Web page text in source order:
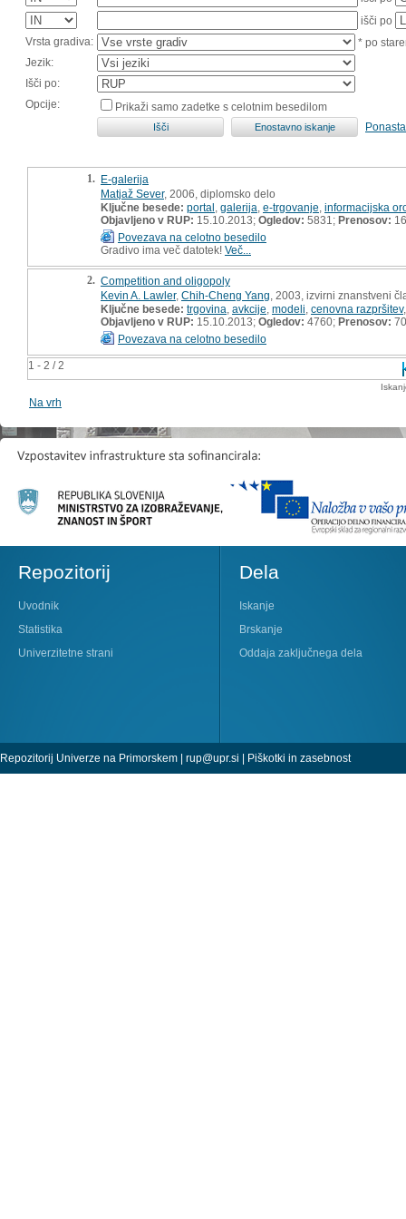
išči po
Vrsta gradiva:
* po
Jezik:
Išči po:
Opcije:
Prikaži samo zadetke s celotnim besedilom
1 - 2 / 2
1. E-galerija
Matjaž Sever, 2006, diplomsko delo
Ključne besede: portal galerija e-trgovanje informacijska
Objavljeno v RUP: 15.10.2013; Ogledov: 5831; Prenosov:
Povezava na celotno besedilo
Gradivo ima več datotek! Več...
2. Competition and oligopoly
Kevin A. Lawler, Chih-Cheng Yang , 2003, izvirni znanstveni
Ključne besede: trgovina avkcije modeli cenovna razpršitev
Objavljeno v RUP: 15.10.2013; Ogledov: 4760; Prenosov: 70
Povezava na celotno besedilo
Na vrh
Repozitorij
Uvodnik
Statistika
Univerzitetne strani
Dela
Iskanje
Brskanje
Oddaja zaključnega dela
Repozitorij Univerze na Primorskem | rup@upr.si | Piškotki in zasebnost